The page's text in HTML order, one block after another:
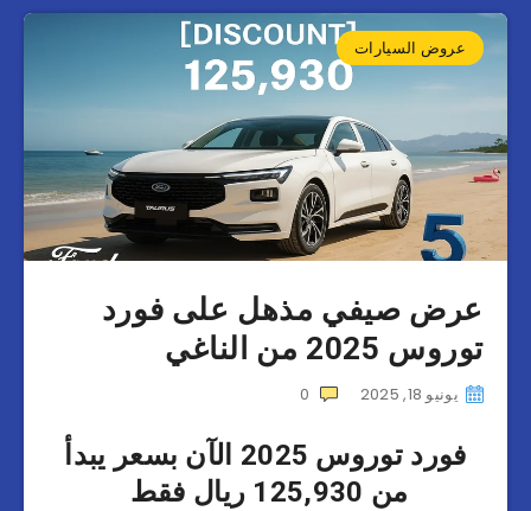
عروض السيارات
عرض صيفي مذهل على فورد
توروس 2025 من الناغي
يونيو 18, 2025 0
فورد توروس 2025 الآن بسعر يبدأ
من 125,930 ريال فقط